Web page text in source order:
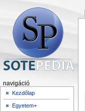
navigáció
Kezdőlap
Egyetem+